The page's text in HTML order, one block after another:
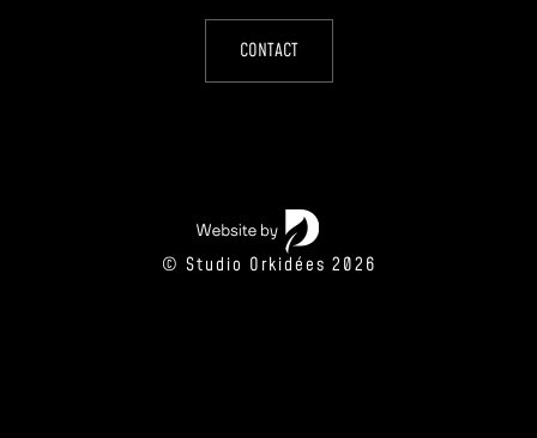
CONTACT
© Studio Orkidées 2026